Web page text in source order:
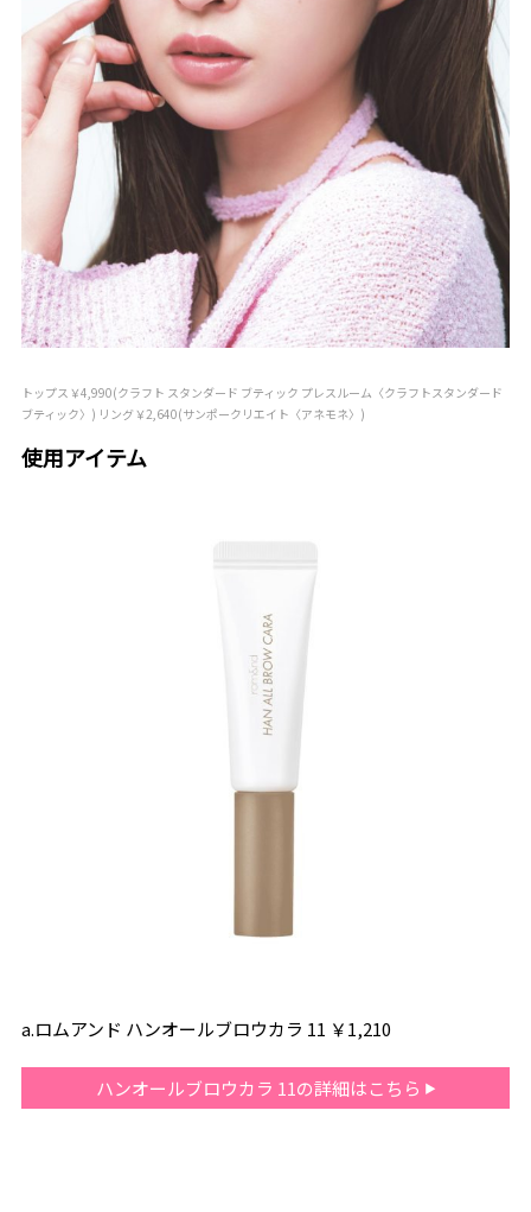
トップス￥4,990(クラフト スタンダード ブティック プレスルーム〈クラフトスタンダード
ブティック〉) リング￥2,640(サンポークリエイト〈アネモネ〉)
使用アイテム
a.ロムアンド ハンオールブロウカラ 11 ￥1,210
ハンオールブロウカラ 11の詳細はこちら